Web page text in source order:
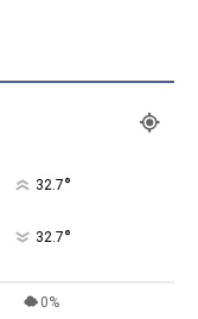
32.7°
32.7°
0%